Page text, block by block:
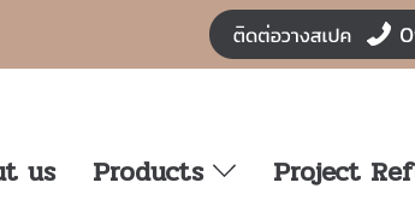
us Products Project